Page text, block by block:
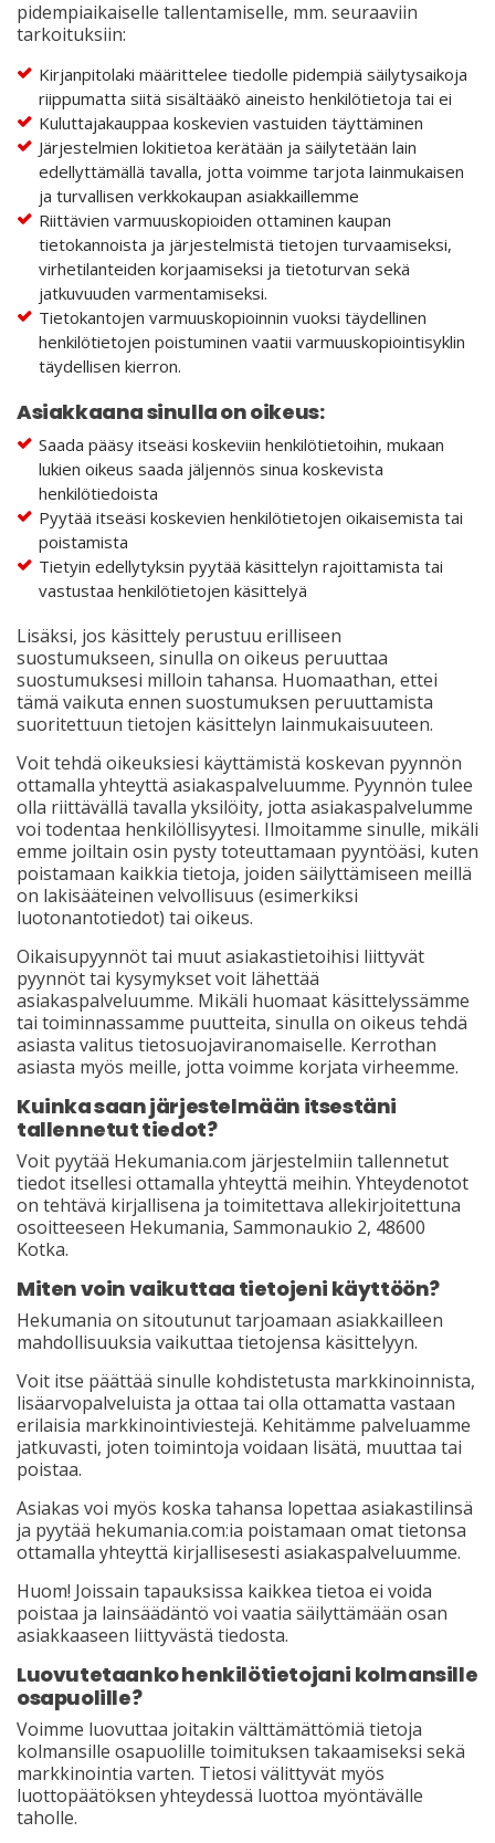
pidempiaikaiselle tallentamiselle, mm. seuraaviin
tarkoituksiin:
Kirjanpitolaki määrittelee tiedolle pidempiä säilytysaikoja
riippumatta siitä sisältääkö aineisto henkilötietoja tai ei
Kuluttajakauppaa koskevien vastuiden täyttäminen
Järjestelmien lokitietoa kerätään ja säilytetään lain
edellyttämällä tavalla, jotta voimme tarjota lainmukaisen
ja turvallisen verkkokaupan asiakkaillemme
Riittävien varmuuskopioiden ottaminen kaupan
tietokannoista ja järjestelmistä tietojen turvaamiseksi,
virhetilanteiden korjaamiseksi ja tietoturvan sekä
jatkuvuuden varmentamiseksi.
Tietokantojen varmuuskopioinnin vuoksi täydellinen
henkilötietojen poistuminen vaatii varmuuskopiointisyklin
täydellisen kierron.
Asiakkaana sinulla on oikeus:
Saada pääsy itseäsi koskeviin henkilötietoihin, mukaan
lukien oikeus saada jäljennös sinua koskevista
henkilötiedoista
Pyytää itseäsi koskevien henkilötietojen oikaisemista tai
poistamista
Tietyin edellytyksin pyytää käsittelyn rajoittamista tai
vastustaa henkilötietojen käsittelyä
Lisäksi, jos käsittely perustuu erilliseen
suostumukseen, sinulla on oikeus peruuttaa
suostumuksesi milloin tahansa. Huomaathan, ettei
tämä vaikuta ennen suostumuksen peruuttamista
suoritettuun tietojen käsittelyn lainmukaisuuteen.
Voit tehdä oikeuksiesi käyttämistä koskevan pyynnön
ottamalla yhteyttä asiakaspalveluumme. Pyynnön tulee
olla riittävällä tavalla yksilöity, jotta asiakaspalvelumme
voi todentaa henkilöllisyytesi. Ilmoitamme sinulle, mikäli
emme joiltain osin pysty toteuttamaan pyyntöäsi, kuten
poistamaan kaikkia tietoja, joiden säilyttämiseen meillä
on lakisääteinen velvollisuus (esimerkiksi
luotonantotiedot) tai oikeus.
Oikaisupyynnöt tai muut asiakastietoihisi liittyvät
pyynnöt tai kysymykset voit lähettää
asiakaspalveluumme. Mikäli huomaat käsittelyssämme
tai toiminnassamme puutteita, sinulla on oikeus tehdä
asiasta valitus tietosuojaviranomaiselle. Kerrothan
asiasta myös meille, jotta voimme korjata virheemme.
Kuinka saan järjestelmään itsestäni
tallennetut tiedot?
Voit pyytää Hekumania.com järjestelmiin tallennetut
tiedot itsellesi ottamalla yhteyttä meihin. Yhteydenotot
on tehtävä kirjallisena ja toimitettava allekirjoitettuna
osoitteeseen Hekumania, Sammonaukio 2, 48600
Kotka.
Miten voin vaikuttaa tietojeni käyttöön?
Hekumania on sitoutunut tarjoamaan asiakkailleen
mahdollisuuksia vaikuttaa tietojensa käsittelyyn.
Voit itse päättää sinulle kohdistetusta markkinoinnista,
lisäarvopalveluista ja ottaa tai olla ottamatta vastaan
erilaisia markkinointiviestejä. Kehitämme palveluamme
jatkuvasti, joten toimintoja voidaan lisätä, muuttaa tai
poistaa.
Asiakas voi myös koska tahansa lopettaa asiakastilinsä
ja pyytää hekumania.com:ia poistamaan omat tietonsa
ottamalla yhteyttä kirjallisesesti asiakaspalveluumme.
Huom! Joissain tapauksissa kaikkea tietoa ei voida
poistaa ja lainsäädäntö voi vaatia säilyttämään osan
asiakkaaseen liittyvästä tiedosta.
Luovutetaanko henkilötietojani kolmansille
osapuolille?
Voimme luovuttaa joitakin välttämättömiä tietoja
kolmansille osapuolille toimituksen takaamiseksi sekä
markkinointia varten. Tietosi välittyvät myös
luottopäätöksen yhteydessä luottoa myöntävälle
taholle.